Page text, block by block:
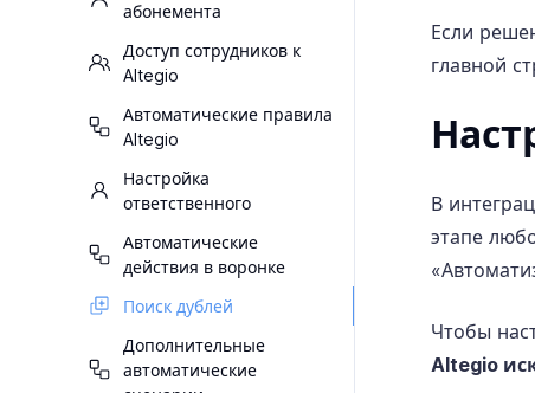
абонемента
Доступ сотрудников к
Altegio
Автоматические правила
Altegio
Настройка
ответственного
Автоматические
действия в воронке
Поиск дублей
Дополнительные
автоматические
Если
главной
В
этапе
Чтобы
Altegio